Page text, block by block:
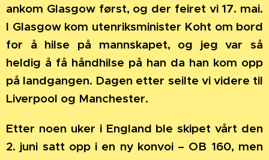
ankom Glasgow først, og der feiret vi 17. mai.
I Glasgow kom utenriksminister Koht om bord
for å hilse på mannskapet, og jeg var så
heldig å få håndhilse på han da han kom opp
på landgangen. Dagen etter seilte vi videre til
Liverpool og Manchester.
Etter noen uker i England ble skipet vårt den
2. juni satt opp i en ny konvoi – OB 160, men